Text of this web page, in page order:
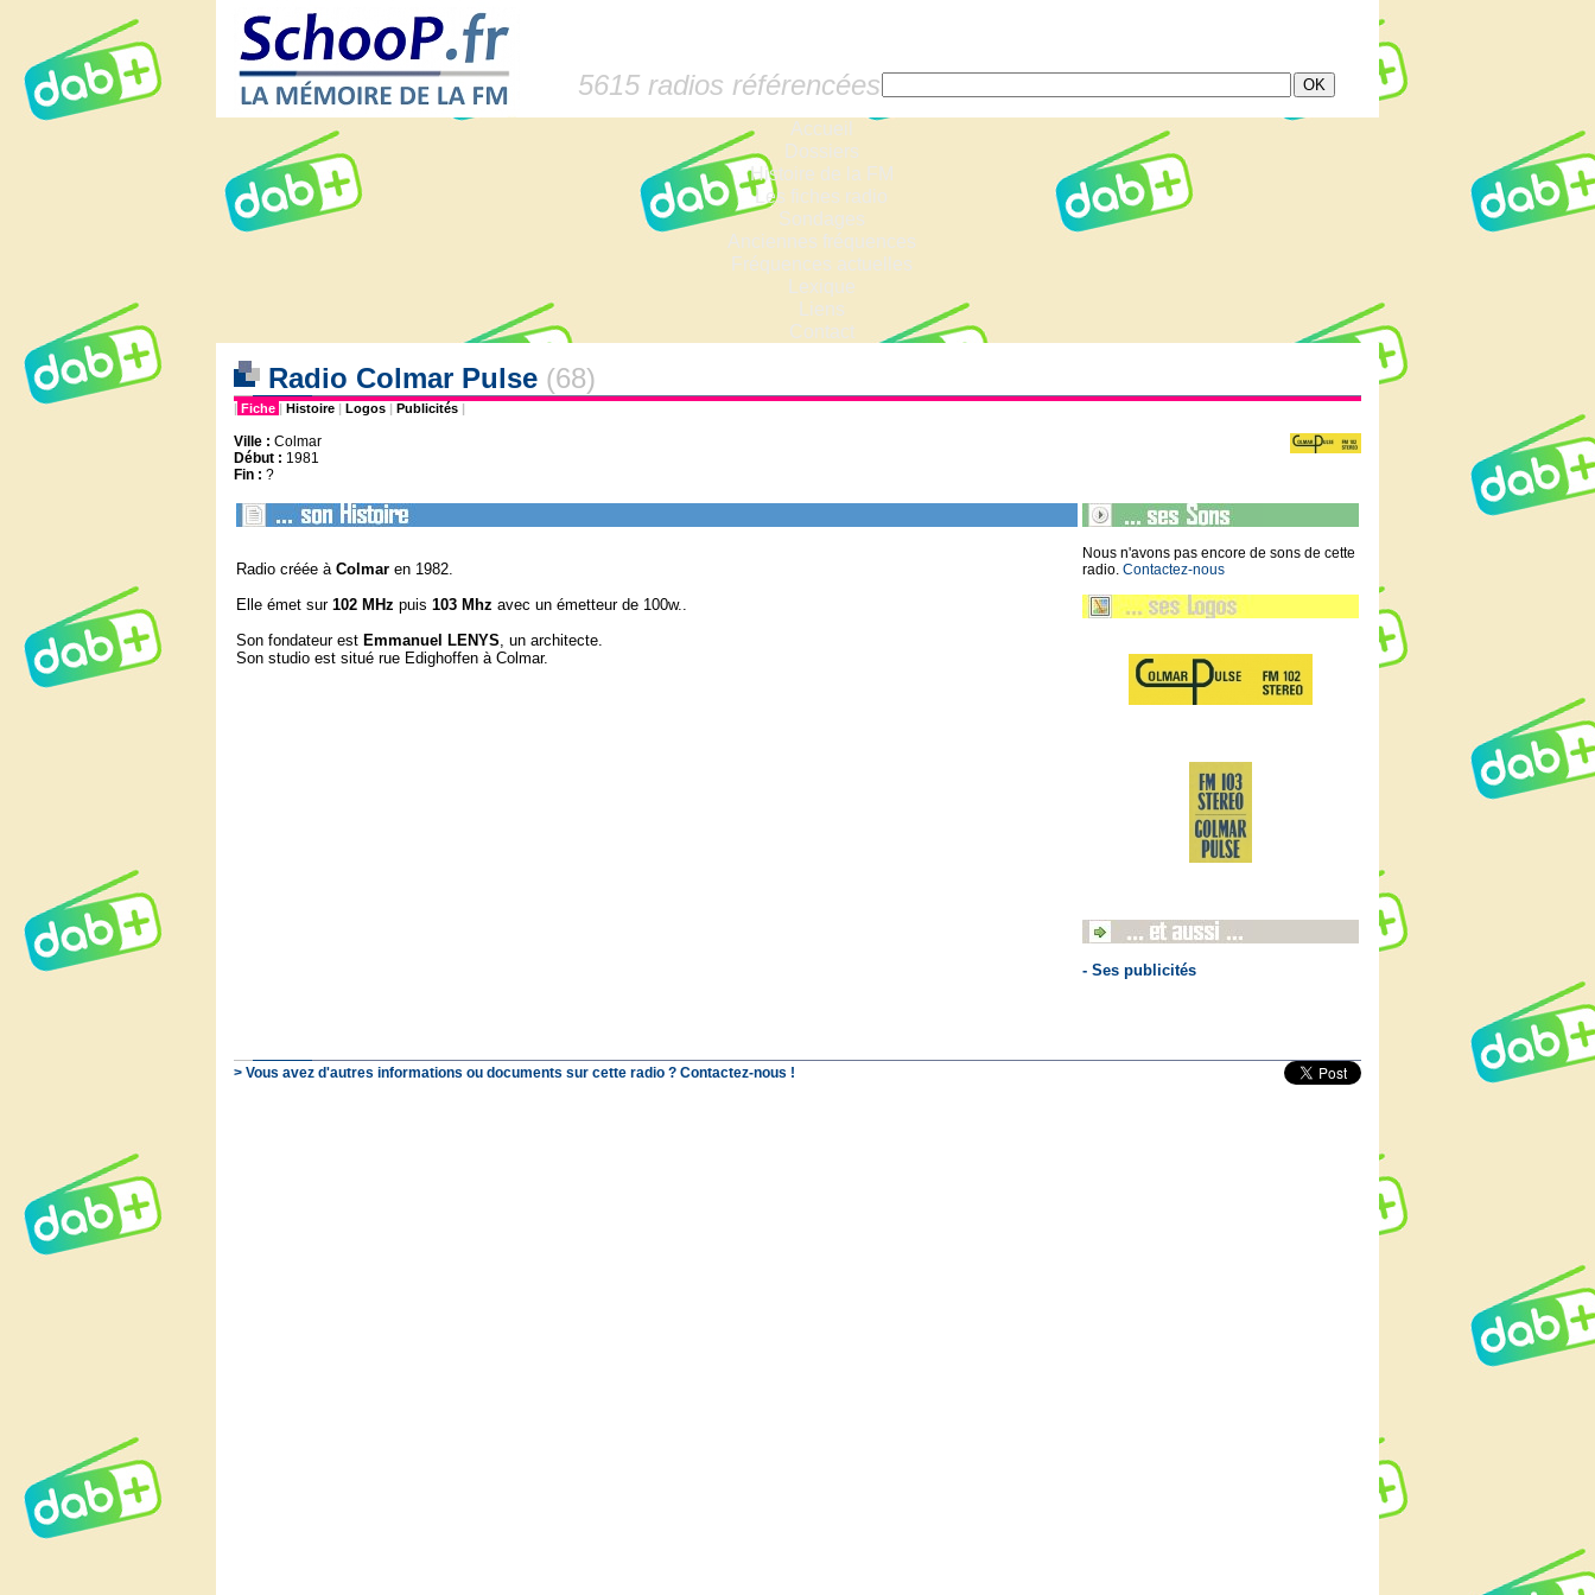
5615 radios référencées
Accueil
Dossiers
Histoire de la FM
Les fiches radio
Sondages
Anciennes fréquences
Fréquences actuelles
Lexique
Liens
Contact
Radio Colmar Pulse (68)
| Fiche | Histoire | Logos | Publicités |
Ville : Colmar
Début : 1981
Fin : ?
Radio créée à Colmar en 1982.
Elle émet sur 102 MHz puis 103 Mhz avec un émetteur de 100w..
Son fondateur est Emmanuel LENYS, un architecte.
Son studio est situé rue Edighoffen à Colmar.
Nous n'avons pas encore de sons de cette
radio. Contactez-nous
- Ses publicités
> Vous avez d'autres informations ou documents sur cette radio ? Contactez-nous !